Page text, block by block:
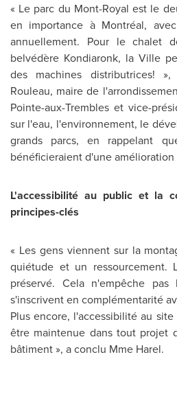
« Le parc du Mont-Royal est le
en importance à Montréal,
annuellement. Pour le chalet
belvédère Kondiaronk, la Ville
des machines distributrices!
Rouleau, maire de
Pointe-aux-Trembles et vice-
sur l'eau, l'environnement, le
grands parcs, en rappelant
bénéficieraient d'une amélioration
L'accessibilité au public et la
principes-clés
« Les gens viennent sur la
quiétude et un ressourcement.
préservé. Cela n'empêche
s'inscrivent en complémentarité
Plus encore, l'accessibilité au
être maintenue dans tout projet
bâtiment », a conclu Mme Harel.